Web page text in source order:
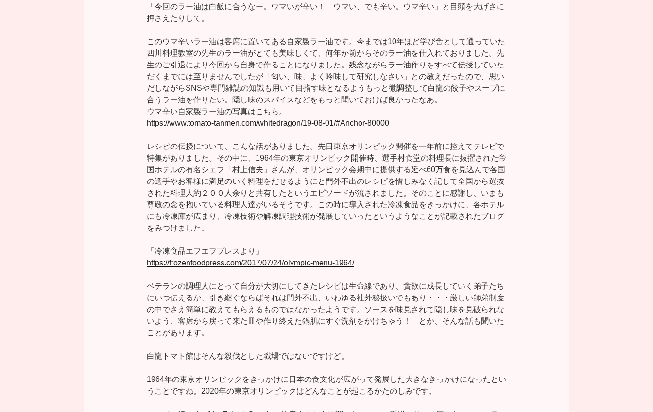
「今回のラー油は白飯に合うなー。ウマいが辛い！ ウマい、でも辛い。ウマ辛い」と目頭を大げさに
押さえたりして。
このウマ辛いラー油は客席に置いてある自家製ラー油です。今までは10年ほど学び舎として通っていた
四川料理教室の先生のラー油がとても美味しくて、何年か前からそのラー油を仕入れておりました。先
生のご引退により今回から自身で作ることになりました。残念ながらラー油作りをすべて伝授していた
だくまでには至りませんでしたが「匂い、味、よく吟味して研究しなさい」との教えだったので、思い
だしながらSNSや専門雑誌の知識も用いて目指す味となるようもっと微調整して白龍の餃子やスープに
合うラー油を作りたい。隠し味のスパイスなどをもっと聞いておけば良かったなあ。
ウマ辛い自家製ラー油の写真はこちら。
https://www.tomato-tanmen.com/whitedragon/19-08-01/#Anchor-80000
レシピの伝授について、こんな話がありました。先日東京オリンピック開催を一年前に控えてテレビで
特集がありました。その中に、1964年の東京オリンピック開催時、選手村食堂の料理長に抜擢された帝
国ホテルの有名シェフ「村上信夫」さんが、オリンピック会期中に提供する延べ60万食を見込んで各国
の選手やお客様に満足のいく料理をだせるようにと門外不出のレシピを惜しみなく記して全国から選抜
された料理人約２００人余りと共有したというエピソードが流されました。そのことに感謝し、いまも
尊敬の念を抱いている料理人達がいるそうです。この時に導入された冷凍食品をきっかけに、各ホテル
にも冷凍庫が広まり、冷凍技術や解凍調理技術が発展していったというようなことが記載されたブログ
をみつけました。
「冷凍食品エフエフプレスより」
https://frozenfoodpress.com/2017/07/24/olympic-menu-1964/
ベテランの調理人にとって自分が大切にしてきたレシピは生命線であり、貪欲に成長していく弟子たち
にいつ伝えるか、引き継ぐならばそれは門外不出、いわゆる社外秘扱いでもあり・・・厳しい師弟制度
の中でさえ簡単に教えてもらえるものではなかったようです。ソースを味見されて隠し味を見破られな
いよう、客席から戻って来た皿や作り終えた鍋肌にすぐ洗剤をかけちゃう！ とか、そんな話も聞いた
ことがあります。
白龍トマト館はそんな殺伐とした職場ではないですけど。
1964年の東京オリンピックをきっかけに日本の食文化が広がって発展した大きなきっかけになったとい
うことですね。2020年の東京オリンピックはどんなことが起こるかたのしみです。